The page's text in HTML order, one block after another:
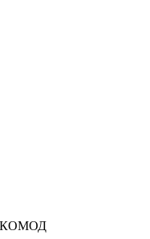
КОМОД